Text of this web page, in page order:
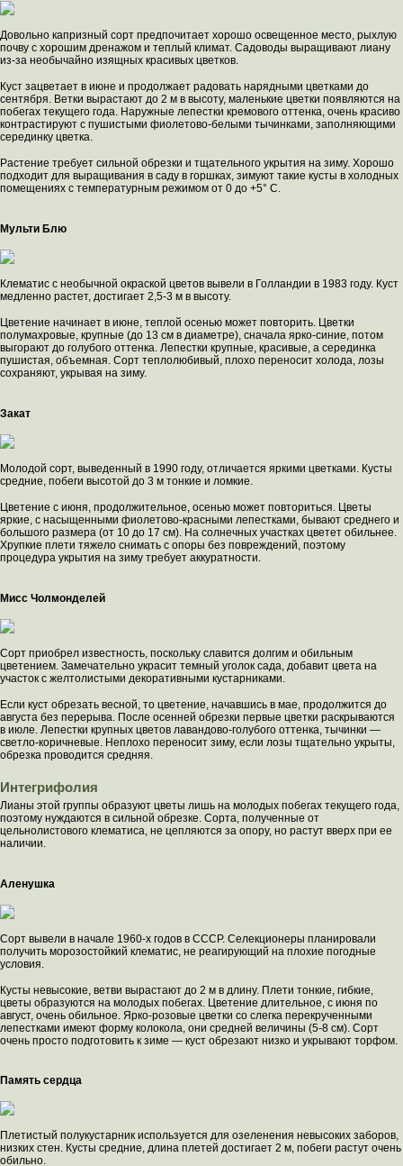
Довольно капризный сорт предпочитает хорошо освещенное место, рыхлую
почву с хорошим дренажом и теплый климат. Садоводы выращивают лиану
из-за необычайно изящных красивых цветков.
Куст зацветает в июне и продолжает радовать нарядными цветками до
сентября. Ветки вырастают до 2 м в высоту, маленькие цветки появляются на
побегах текущего года. Наружные лепестки кремового оттенка, очень красиво
контрастируют с пушистыми фиолетово-белыми тычинками, заполняющими
серединку цветка.
Растение требует сильной обрезки и тщательного укрытия на зиму. Хорошо
подходит для выращивания в саду в горшках, зимуют такие кусты в холодных
помещениях с температурным режимом от 0 до +5° С.
Мульти Блю
Клематис с необычной окраской цветов вывели в Голландии в 1983 году. Куст
медленно растет, достигает 2,5-3 м в высоту.
Цветение начинает в июне, теплой осенью может повторить. Цветки
полумахровые, крупные (до 13 см в диаметре), сначала ярко-синие, потом
выгорают до голубого оттенка. Лепестки крупные, красивые, а серединка
пушистая, объемная. Сорт теплолюбивый, плохо переносит холода, лозы
сохраняют, укрывая на зиму.
Закат
Молодой сорт, выведенный в 1990 году, отличается яркими цветками. Кусты
средние, побеги высотой до 3 м тонкие и ломкие.
Цветение с июня, продолжительное, осенью может повториться. Цветы
яркие, с насыщенными фиолетово-красными лепестками, бывают среднего и
большого размера (от 10 до 17 см). На солнечных участках цветет обильнее.
Хрупкие плети тяжело снимать с опоры без повреждений, поэтому
процедура укрытия на зиму требует аккуратности.
Мисс Чолмонделей
Сорт приобрел известность, поскольку славится долгим и обильным
цветением. Замечательно украсит темный уголок сада, добавит цвета на
участок с желтолистыми декоративными кустарниками.
Если куст обрезать весной, то цветение, начавшись в мае, продолжится до
августа без перерыва. После осенней обрезки первые цветки раскрываются
в июле. Лепестки крупных цветов лавандово-голубого оттенка, тычинки —
светло-коричневые. Неплохо переносит зиму, если лозы тщательно укрыты,
обрезка проводится средняя.
Интегрифолия
Лианы этой группы образуют цветы лишь на молодых побегах текущего года,
поэтому нуждаются в сильной обрезке. Сорта, полученные от
цельнолистового клематиса, не цепляются за опору, но растут вверх при ее
наличии.
Аленушка
Сорт вывели в начале 1960-х годов в СССР. Селекционеры планировали
получить морозостойкий клематис, не реагирующий на плохие погодные
условия.
Кусты невысокие, ветви вырастают до 2 м в длину. Плети тонкие, гибкие,
цветы образуются на молодых побегах. Цветение длительное, с июня по
август, очень обильное. Ярко-розовые цветки со слегка перекрученными
лепестками имеют форму колокола, они средней величины (5-8 см). Сорт
очень просто подготовить к зиме — куст обрезают низко и укрывают торфом.
Память сердца
Плетистый полукустарник используется для озеленения невысоких заборов,
низких стен. Кусты средние, длина плетей достигает 2 м, побеги растут очень
обильно.